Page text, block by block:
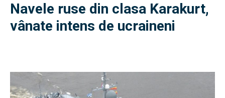
Navele ruse din clasa Karakurt,
vânate intens de ucraineni